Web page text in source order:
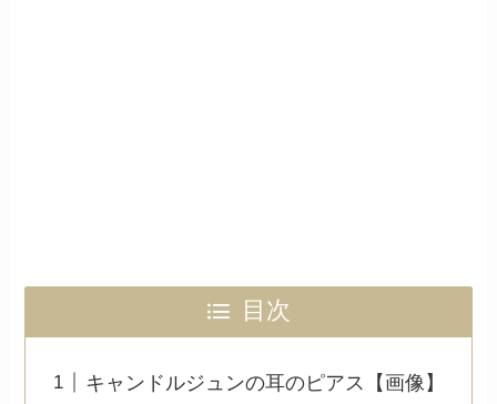
目次
キャンドルジュンの耳のピアス【画像】